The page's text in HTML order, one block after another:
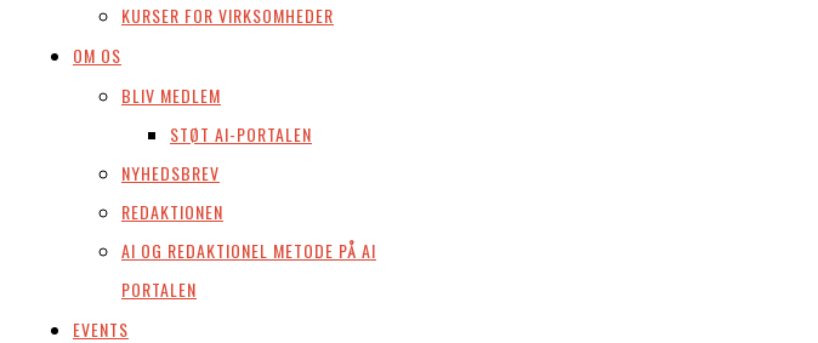
KURSER FOR VIRKSOMHEDER
OM OS
BLIV MEDLEM
STØT AI-PORTALEN
NYHEDSBREV
REDAKTIONEN
AI OG REDAKTIONEL METODE PÅ AI
PORTALEN
EVENTS